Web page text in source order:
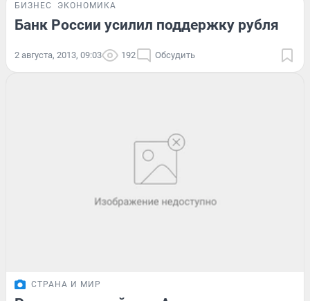
БИЗНЕС ЭКОНОМИКА
Банк России усилил поддержку рубля
2 августа, 2013, 09:03 192 Обсудить
СТРАНА И МИР